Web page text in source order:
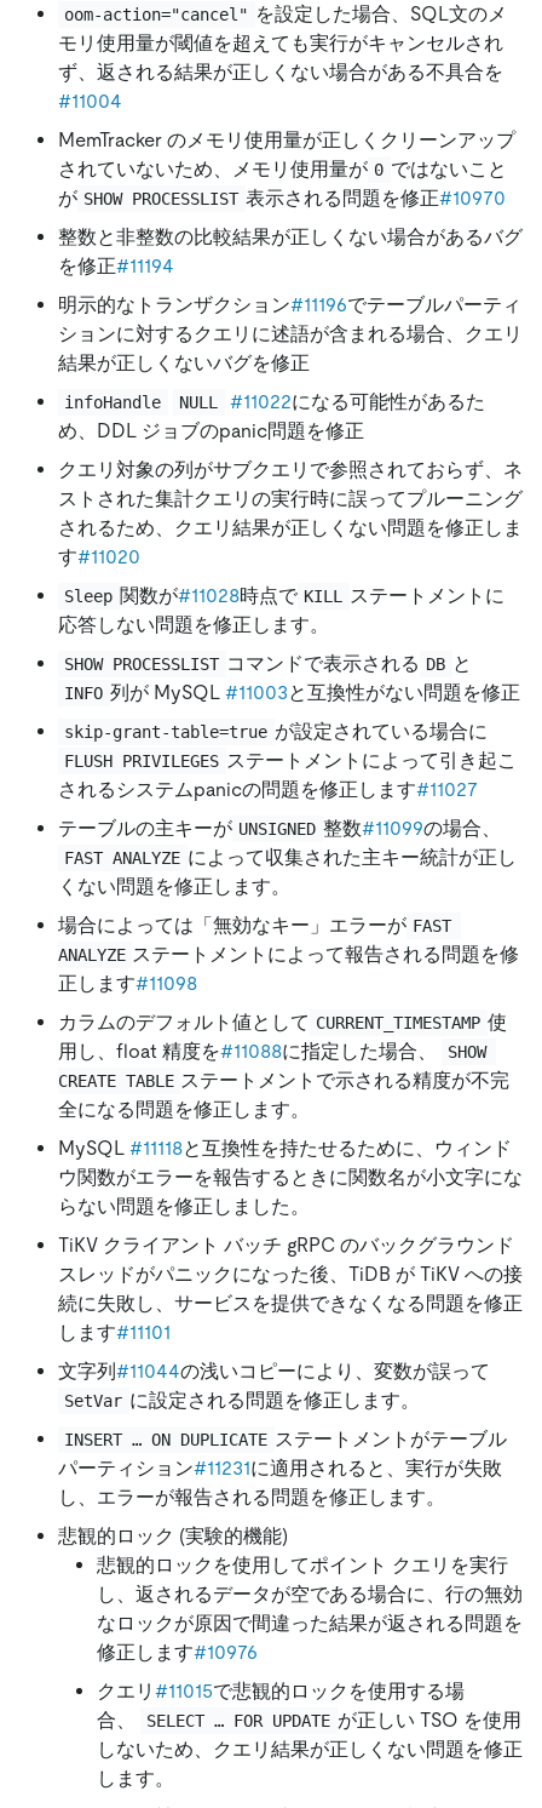
oom-action="cancel" を設定した場合、SQL文のメ
モリ使用量が閾値を超えても実行がキャンセルされ
ず、返される結果が正しくない場合がある不具合を
#11004
MemTracker のメモリ使用量が正しくクリーンアップ
されていないため、メモリ使用量が 0 ではないこと
が SHOW PROCESSLIST 表示される問題を修正#10970
整数と非整数の比較結果が正しくない場合があるバグ
を修正#11194
明示的なトランザクション#11196でテーブルパーティ
ションに対するクエリに述語が含まれる場合、クエリ
結果が正しくないバグを修正
infoHandle NULL #11022になる可能性があるた
め、DDL ジョブのpanic問題を修正
クエリ対象の列がサブクエリで参照されておらず、ネ
ストされた集計クエリの実行時に誤ってプルーニング
されるため、クエリ結果が正しくない問題を修正しま
す#11020
Sleep 関数が#11028時点で KILL
ステートメントに
応答しない問題を修正します。
SHOW PROCESSLIST コマンドで表示される DB と
INFO 列が MySQL #11003と互換性がない問題を修正
skip-grant-table=true が設定されている場合に
FLUSH PRIVILEGES ステートメントによって引き起こ
されるシステムpanicの問題を修正します#11027
テーブルの主キーが UNSIGNED 整数#11099の場合、
FAST ANALYZE によって収集された主キー統計が正し
くない問題を修正します。
場合によっては「無効なキー」エラーが FAST
ANALYZE ステートメントによって報告される問題を修
正します#11098
カラムのデフォルト値として CURRENT_TIMESTAMP 使
用し、float 精度を#11088に指定した場合、
SHOW
CREATE TABLE ステートメントで示される精度が不完
全になる問題を修正します。
MySQL #11118と互換性を持たせるために、ウィンド
ウ関数がエラーを報告するときに関数名が小文字にな
らない問題を修正しました。
TiKV クライアント バッチ gRPC のバックグラウンド
スレッドがパニックになった後、TiDB が TiKV への接
続に失敗し、サービスを提供できなくなる問題を修正
します#11101
文字列#11044の浅いコピーにより、変数が誤って
SetVar に設定される問題を修正します。
INSERT … ON DUPLICATE ステートメントがテーブル
パーティション#11231に適用されると、実行が失敗
し、エラーが報告される問題を修正します。
悲観的ロック (実験的機能)
悲観的ロックを使用してポイント クエリを実行
し、返されるデータが空である場合に、行の無効
なロックが原因で間違った結果が返される問題を
修正します#10976
クエリ #11015で悲観的ロックを使用する場
合、
SELECT … FOR UPDATE が正しい TSO を使用
しないため、クエリ結果が正しくない問題を修正
します。